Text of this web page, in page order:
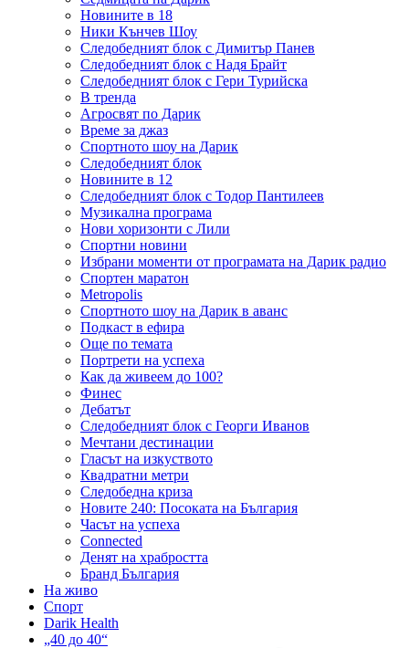
Новините в 18
Ники Кънчев Шоу
Следобедният блок с Димитър Панев
Следобедният блок с Надя Брайт
Следобедният блок с Гери Турийска
В тренда
Агросвят по Дарик
Време за джаз
Спортното шоу на Дарик
Следобедният блок
Новините в 12
Следобедният блок с Тодор Пантилеев
Музикална програма
Нови хоризонти с Лили
Спортни новини
Избрани моменти от програмата на Дарик радио
Спортен маратон
Metropolis
Спортното шоу на Дарик в аванс
Подкаст в ефира
Още по темата
Портрети на успеха
Как да живеем до 100?
Финес
Дебатът
Следобедният блок с Георги Иванов
Мечтани дестинации
Гласът на изкуството
Квадратни метри
Следобедна криза
Новите 240: Посоката на България
Часът на успеха
Connected
Денят на храбростта
Бранд България
На живо
Спорт
Darik Health
„40 до 40“